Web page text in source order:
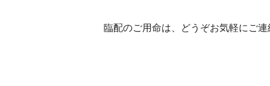
臨配のご用命は、どうぞお気軽にご連